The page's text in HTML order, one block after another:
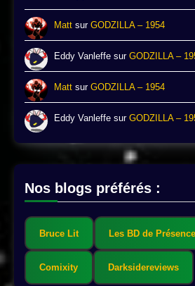
Matt surGODZILLA – 1954
Eddy Vanleffe surGODZILLA –
Matt surGODZILLA – 1954
Eddy Vanleffe surGODZILLA –
Nos blogs préférés :
Bruce Lit Les BD de Présence
Comixity Darksidereviews